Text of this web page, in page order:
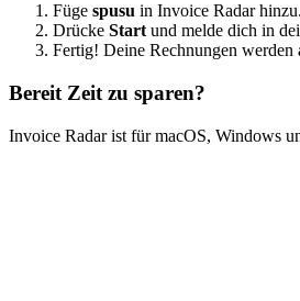
Füge spusu in Invoice Radar hinzu.
Drücke Start und melde dich in
Fertig! Deine Rechnungen werden
Bereit Zeit zu sparen?
Invoice Radar ist für macOS, Windows